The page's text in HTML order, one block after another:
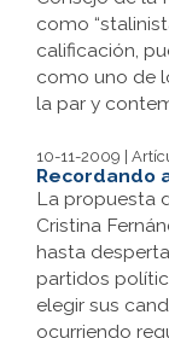
como
calificación,
como uno de
la par y
10-11-2009 |
Recordando
La propuesta
Cristina
hasta
partidos
elegir sus
ocurriendo